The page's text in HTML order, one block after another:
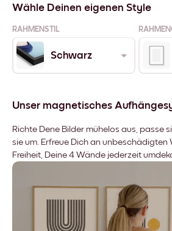
Wähle Deinen eigenen Style
RAHMENSTIL
Schwarz
Unser magnetisches
Richte Dene Bilder mühelos aus, passe
sie um. Erfreue Dich an unbeschädigten
Freiheit, Deine 4 Wände jederzeit